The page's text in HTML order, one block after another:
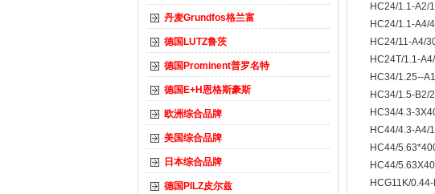
丹麦Grundfos格兰富
德国LUTZ鲁茨
德国Prominent普罗名特
德国E+H恩格斯豪斯
欧洲综合品牌
美国综合品牌
日本综合品牌
德国PILZ皮尔兹
HC24/1.1-A2/
HC24/1.1-A4/
HC24/11-A4/
HC24T/1.1-
HC34/1.25--
HC34/1.5-B2/
HC34/4.3-
HC44/4.3-A4/
HC44/
HC44/
HCG11K/